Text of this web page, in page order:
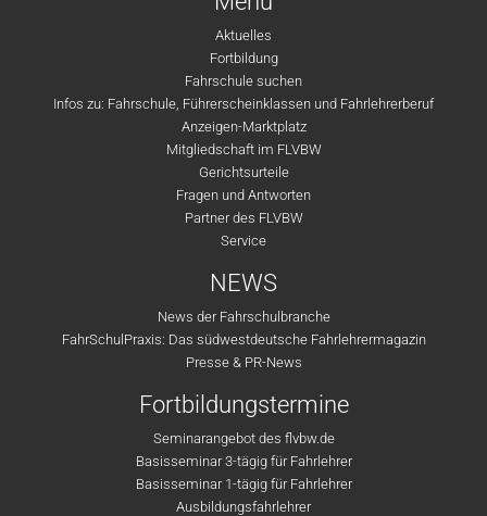
Aktuelles
Fortbildung
Fahrschule suchen
Infos zu: Fahrschule, Führerscheinklassen und Fahrlehrerberuf
Anzeigen-Marktplatz
Mitgliedschaft im FLVBW
Gerichtsurteile
Fragen und Antworten
Partner des FLVBW
Service
NEWS
News der Fahrschulbranche
FahrSchulPraxis: Das südwestdeutsche Fahrlehrermagazin
Presse & PR-News
Fortbildungstermine
Seminarangebot des flvbw.de
Basisseminar 3-tägig für Fahrlehrer
Basisseminar 1-tägig für Fahrlehrer
Ausbildungsfahrlehrer